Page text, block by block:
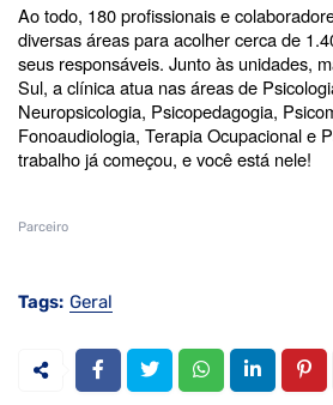
Ao todo, 180 profissionais e
diversas áreas para acolher cerca de
seus responsáveis. Junto às unidades,
Sul, a clínica atua nas áreas de
Neuropsicologia, Psicopedagogia,
Fonoaudiologia, Terapia Ocupacional e
trabalho já começou, e você está nele!
Parceiro
Tags: Geral